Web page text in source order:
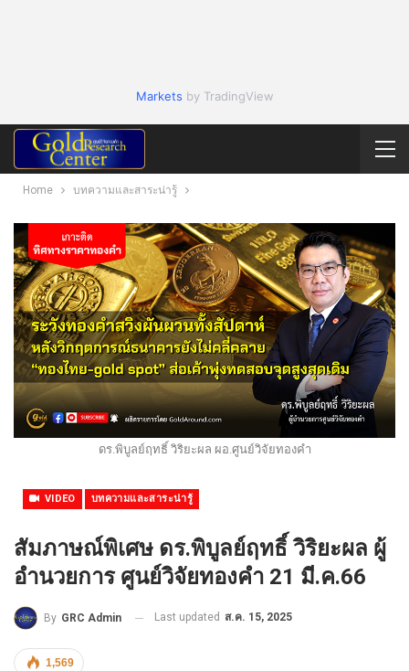
Markets by TradingView
Home บทความและสาระน่ารู้
ดร.พิบูลย์ฤทธิ์ วิริยะผล ผอ.ศูนย์วิจัยทองคำ
VIDEO บทความและสาระน่ารู้
สัมภาษณ์พิเศษ ดร.พิบูลย์ฤทธิ์ วิริยะผล ผู้
อำนวยการ ศูนย์วิจัยทองคำ 21 มี.ค.66
By GRC Admin Last updated ส.ค. 15, 2025
1,569